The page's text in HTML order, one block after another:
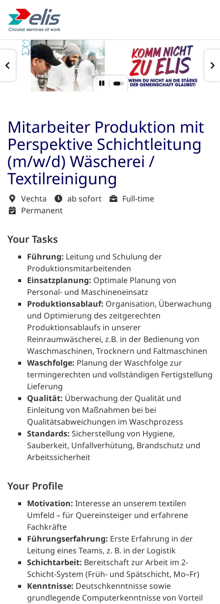
Mitarbeiter Produktion mit
Perspektive Schichtleitung
(m/w/d) Wäscherei /
Textilreinigung
Vechta ab sofort
Full-time
Permanent
Your Tasks
Führung: Leitung und Schulung der
Produktionsmitarbeitenden
Einsatzplanung: Optimale Planung von
Personal- und Maschineneinsatz
Produktionsablauf: Organisation, Überwachung
und Optimierung des zeitgerechten
Produktionsablaufs in unserer
Reinraumwäscherei, z.B. in der Bedienung von
Waschmaschinen, Trocknern und Faltmaschinen
Waschfolge: Planung der Waschfolge zur
termingerechten und vollständigen Fertigstellung
Lieferung
Qualität: Überwachung der Qualität und
Einleitung von Maßnahmen bei bei
Qualitätsabweichungen im Waschprozess
Standards: Sicherstellung von Hygiene,
Sauberkeit, Unfallverhütung, Brandschutz und
Arbeitssicherheit
Your Profile
Motivation: Interesse an unserem textilen
Umfeld – für Quereinsteiger und erfahrene
Fachkräfte
Führungserfahrung: Erste Erfahrung in der
Leitung eines Teams, z. B. in der Logistik
Schichtarbeit: Bereitschaft zur Arbeit im 2-
Schicht-System (Früh- und Spätschicht, Mo–Fr)
Kenntnisse: Deutschkenntnisse sowie
grundlegende Computerkenntnisse von Vorteil